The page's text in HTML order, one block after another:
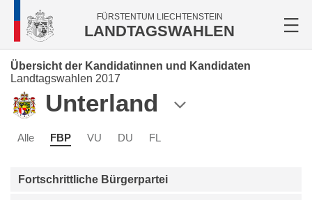
FÜRSTENTUM LIECHTENSTEIN
LANDTAGSWAHLEN
Übersicht der Kandidatinnen und Kandidaten
Landtagswahlen 2017
Unterland
Alle FBP VU DU FL
Fortschrittliche Bürgerpartei